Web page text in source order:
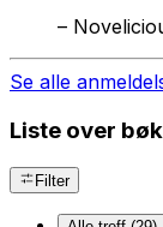
–
Se alle
Liste over
Filter